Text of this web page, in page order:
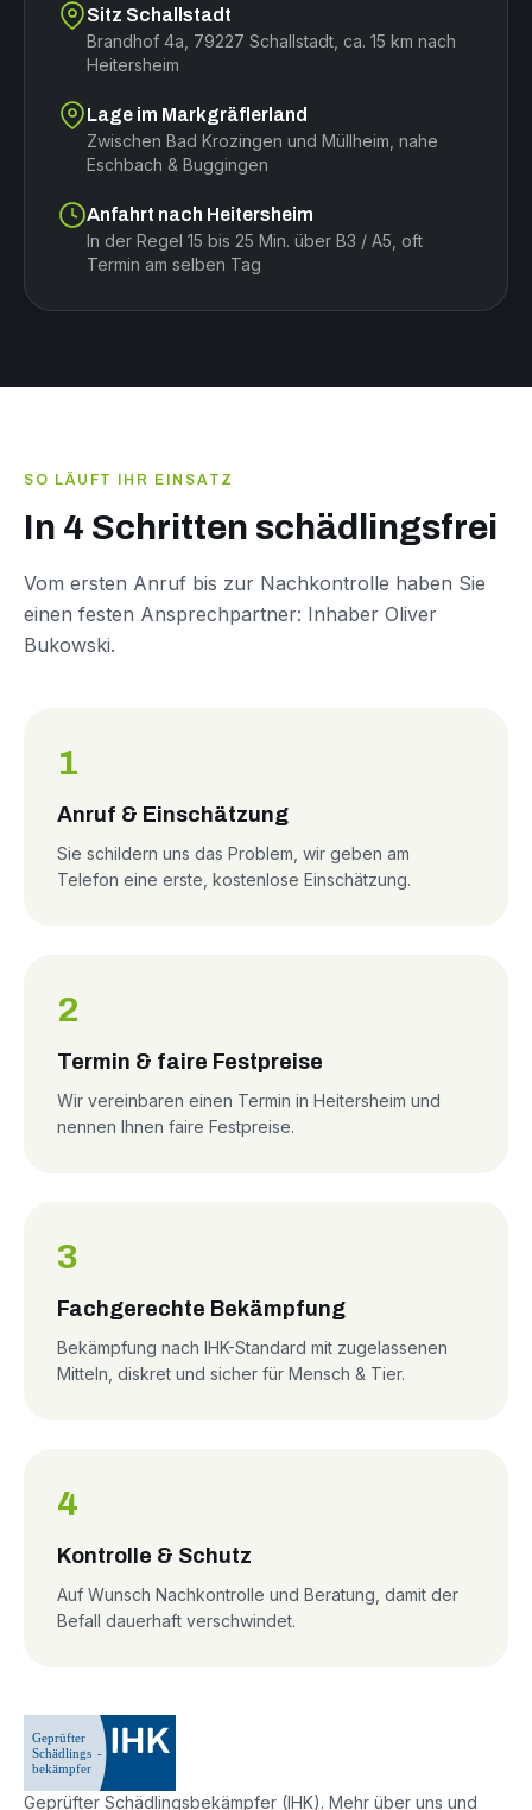
Sitz Schallstadt
Brandhof 4a, 79227 Schallstadt, ca. 15 km nach
Heitersheim
Lage im Markgräflerland
Zwischen Bad Krozingen und Müllheim, nahe
Eschbach & Buggingen
Anfahrt nach Heitersheim
In der Regel 15 bis 25 Min. über B3 / A5, oft
Termin am selben Tag
SO LÄUFT IHR EINSATZ
In 4 Schritten schädlingsfrei
Vom ersten Anruf bis zur Nachkontrolle haben Sie
einen festen Ansprechpartner: Inhaber Oliver
Bukowski.
1
Anruf & Einschätzung
Sie schildern uns das Problem, wir geben am
Telefon eine erste, kostenlose Einschätzung.
2
Termin & faire Festpreise
Wir vereinbaren einen Termin in Heitersheim und
nennen Ihnen faire Festpreise.
3
Fachgerechte Bekämpfung
Bekämpfung nach IHK-Standard mit zugelassenen
Mitteln, diskret und sicher für Mensch & Tier.
4
Kontrolle & Schutz
Auf Wunsch Nachkontrolle und Beratung, damit der
Befall dauerhaft verschwindet.
Geprüfter Schädlingsbekämpfer (IHK). Mehr über uns und